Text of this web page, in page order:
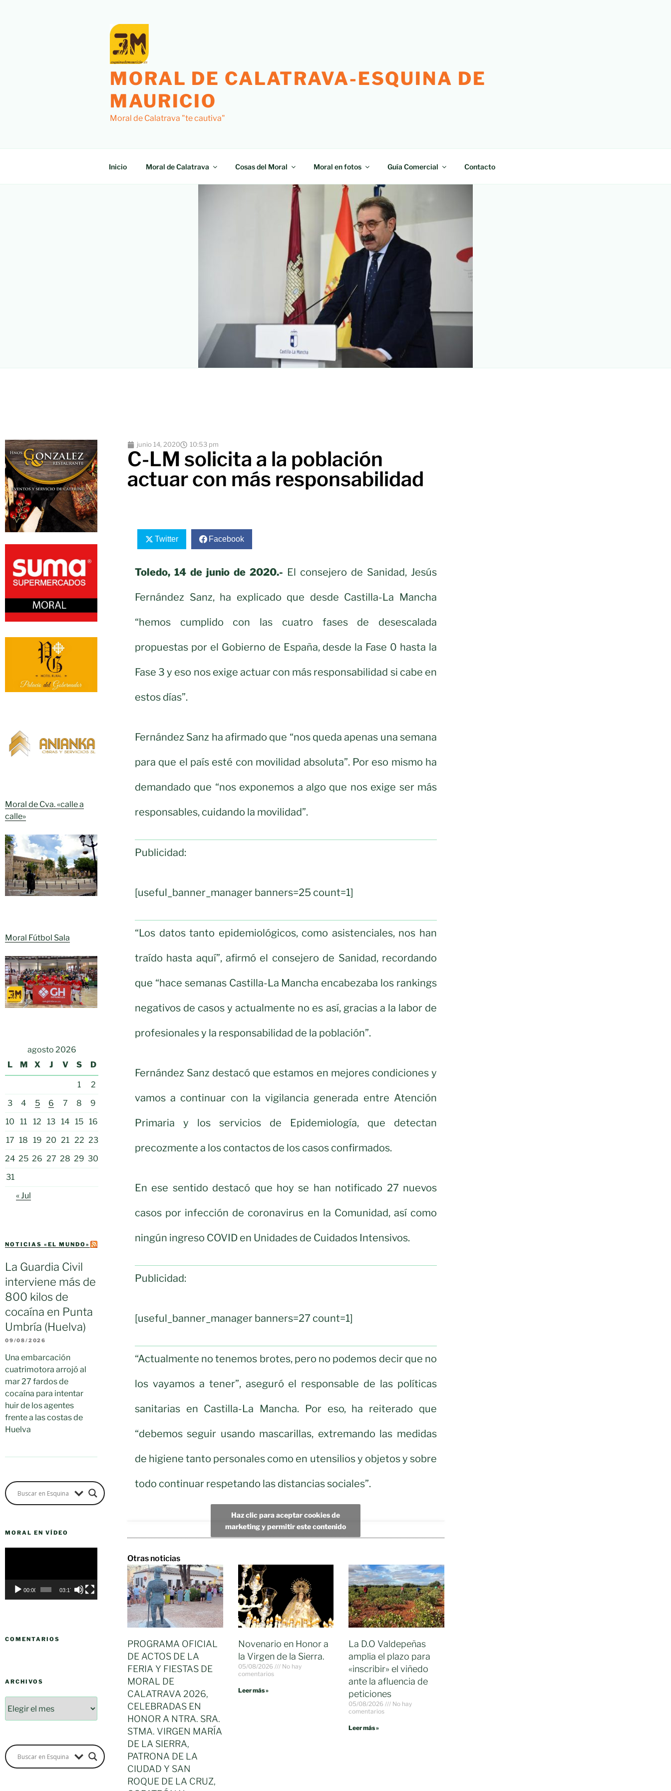
MORAL DE CALATRAVA-ESQUINA DE
MAURICIO
Moral de Calatrava "te cautiva"
Inicio Moral de Calatrava Cosas del Moral Moral en fotos Guía Comercial Contacto
Moral de Cva. «calle a
calle»
Moral Fútbol Sala
agosto 2026
L
M X J V S D
1
2
3
4 5 6 7 8
9
10
11 12 13 14 15 16
17 18 19 20 21 22 23
24 25 26 27 28 29 30
31
« Jul
NOTICIAS «EL MUNDO»
La Guardia Civil
interviene más de
800 kilos de
cocaína en Punta
Umbría (Huelva)
09/08/2026
Una embarcación
cuatrimotora arrojó al
mar 27 fardos de
cocaína para intentar
huir de los agentes
frente a las costas de
Huelva
MORAL EN VÍDEO
00:00 03:17
COMENTARIOS
ARCHIVOS
junio 14, 2020 10:53 pm
C-LM solicita a la población
actuar con más responsabilidad
Twitter Facebook
Toledo, 14 de junio de 2020.- El consejero de Sanidad, Jesús
Fernández Sanz, ha explicado que desde Castilla-La Mancha
“hemos cumplido con las cuatro fases de desescalada
propuestas por el Gobierno de España, desde la Fase 0 hasta la
Fase 3 y eso nos exige actuar con más responsabilidad si cabe en
estos días”.
Fernández Sanz ha afirmado que “nos queda apenas una semana
para que el país esté con movilidad absoluta”. Por eso mismo ha
demandado que “nos exponemos a algo que nos exige ser más
responsables, cuidando la movilidad”.
Publicidad:
[useful_banner_manager banners=25 count=1]
“Los datos tanto epidemiológicos, como asistenciales, nos han
traído hasta aquí”, afirmó el consejero de Sanidad, recordando
que “hace semanas Castilla-La Mancha encabezaba los rankings
negativos de casos y actualmente no es así, gracias a la labor de
profesionales y la responsabilidad de la población”.
Fernández Sanz destacó que estamos en mejores condiciones y
vamos a continuar con la vigilancia generada entre Atención
Primaria y los servicios de Epidemiología, que detectan
precozmente a los contactos de los casos confirmados.
En ese sentido destacó que hoy se han notificado 27 nuevos
casos por infección de coronavirus en la Comunidad, así como
ningún ingreso COVID en Unidades de Cuidados Intensivos.
Publicidad:
[useful_banner_manager banners=27 count=1]
“Actualmente no tenemos brotes, pero no podemos decir que no
los vayamos a tener”, aseguró el responsable de las políticas
sanitarias en Castilla-La Mancha. Por eso, ha reiterado que
“debemos seguir usando mascarillas, extremando las medidas
de higiene tanto personales como en utensilios y objetos y sobre
todo continuar respetando las distancias sociales”.
Haz clic para aceptar cookies de
marketing y permitir este contenido
Otras noticias
PROGRAMA OFICIAL
DE ACTOS DE LA
FERIA Y FIESTAS DE
MORAL DE
CALATRAVA 2026,
CELEBRADAS EN
HONOR A NTRA. SRA.
STMA. VIRGEN MARÍA
DE LA SIERRA,
PATRONA DE LA
CIUDAD Y SAN
ROQUE DE LA CRUZ,
Novenario en Honor a
la Virgen de la Sierra.
05/08/2026
No hay
comentarios
Leer más »
La D.O Valdepeñas
amplia el plazo para
«inscribir» el viñedo
ante la afluencia de
peticiones
05/08/2026
No hay
comentarios
Leer más »